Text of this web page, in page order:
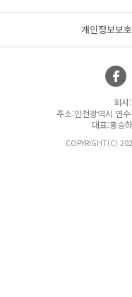
개인정보보
회사
주소:인천광역시 연
대표:홍승
COPYRIGHT(C)